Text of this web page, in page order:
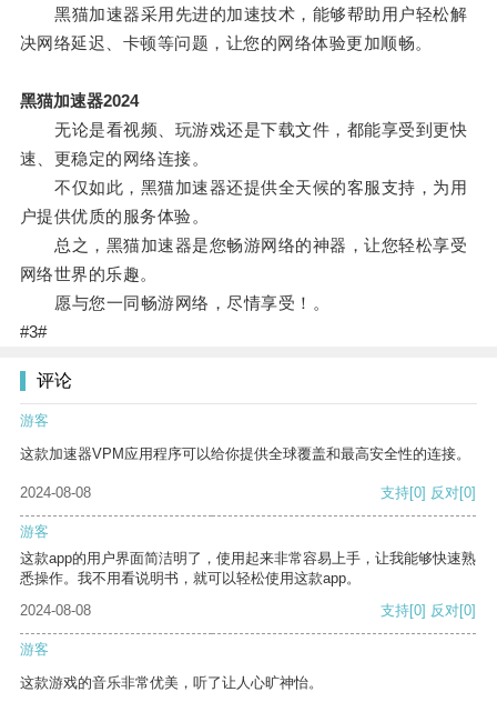
黑猫加速器采用先进的加速技术，能够帮助用户轻松解
决网络延迟、卡顿等问题，让您的网络体验更加顺畅。
黑猫加速器2024
无论是看视频、玩游戏还是下载文件，都能享受到更快
速、更稳定的网络连接。
不仅如此，黑猫加速器还提供全天候的客服支持，为用
户提供优质的服务体验。
总之，黑猫加速器是您畅游网络的神器，让您轻松享受
网络世界的乐趣。
愿与您一同畅游网络，尽情享受！。
#3#
评论
游客
这款加速器VPM应用程序可以给你提供全球覆盖和最高安全性的连接。
2024-08-08 支持[0] 反对[0]
游客
这款app的用户界面简洁明了，使用起来非常容易上手，让我能够快速熟
悉操作。我不用看说明书，就可以轻松使用这款app。
2024-08-08
支持[0] 反对[0]
游客
这款游戏的音乐非常优美，听了让人心旷神怡。